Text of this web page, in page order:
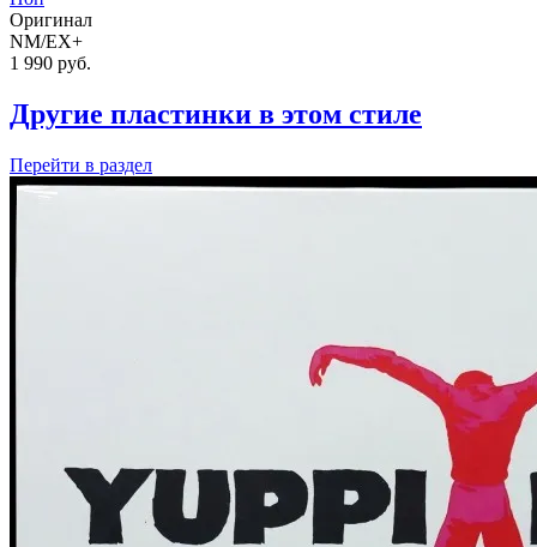
Оригинал
NM/EX+
1 990 руб.
Другие пластинки в этом стиле
Перейти в раздел